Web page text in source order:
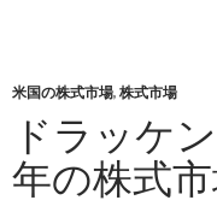
米国の株式市場, 株式市場
ドラッケ
年の株式